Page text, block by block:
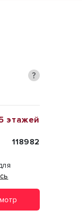
?
этажей
118982